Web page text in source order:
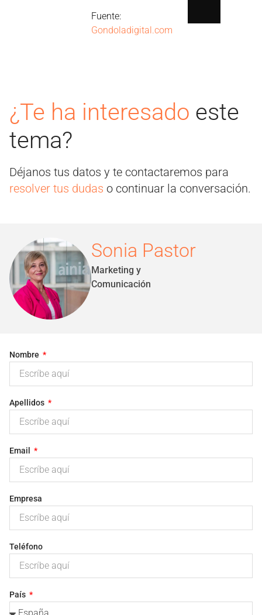
Fuente:
Gondoladigital.com
¿Te ha interesado este
tema?
Déjanos tus datos y te contactaremos para
resolver tus dudas o continuar la conversación.
Sonia Pastor
Marketing y
Comunicación
Nombre
Apellidos
Email
Empresa
Teléfono
País